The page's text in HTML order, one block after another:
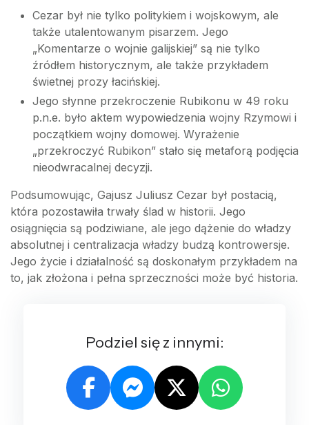
Cezar był nie tylko politykiem i wojskowym, ale
także utalentowanym pisarzem. Jego
„Komentarze o wojnie galijskiej” są nie tylko
źródłem historycznym, ale także przykładem
świetnej prozy łacińskiej.
Jego słynne przekroczenie Rubikonu w 49 roku
p.n.e. było aktem wypowiedzenia wojny Rzymowi i
początkiem wojny domowej. Wyrażenie
„przekroczyć Rubikon” stało się metaforą podjęcia
nieodwracalnej decyzji.
Podsumowując, Gajusz Juliusz Cezar był postacią,
która pozostawiła trwały ślad w historii. Jego
osiągnięcia są podziwiane, ale jego dążenie do władzy
absolutnej i centralizacja władzy budzą kontrowersje.
Jego życie i działalność są doskonałym przykładem na
to, jak złożona i pełna sprzeczności może być historia.
Podziel się z innymi: